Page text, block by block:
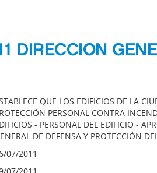
DIRECCION
QUE LOS EDIFICIOS DE LA
PERSONAL CONTRA
- PERSONAL DEL EDIFICIO -
DE DEFENSA Y PROTECCIÓN
07/2011